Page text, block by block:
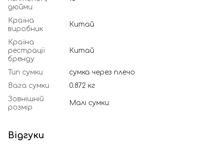
дюйми
Країна
виробник
Китай
Країна
рестрації
бренду
Китай
Тип сумки
сумка через плечо
Вага сумки
0.872 кг
Зовнішній
розмір
Малі сумки
Відгуки